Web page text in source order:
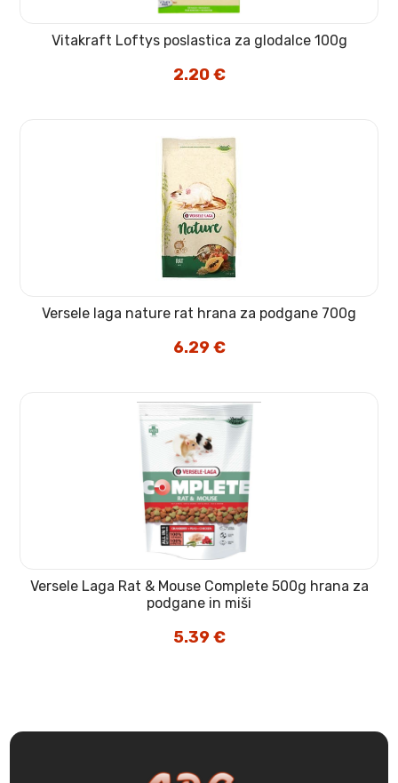
Vitakraft Loftys poslastica za glodalce 100g
2.20€
Versele laga nature rat hrana za podgane 700g
6.29€
Versele Laga Rat & Mouse Complete 500g hrana za
podgane in miši
5.39€